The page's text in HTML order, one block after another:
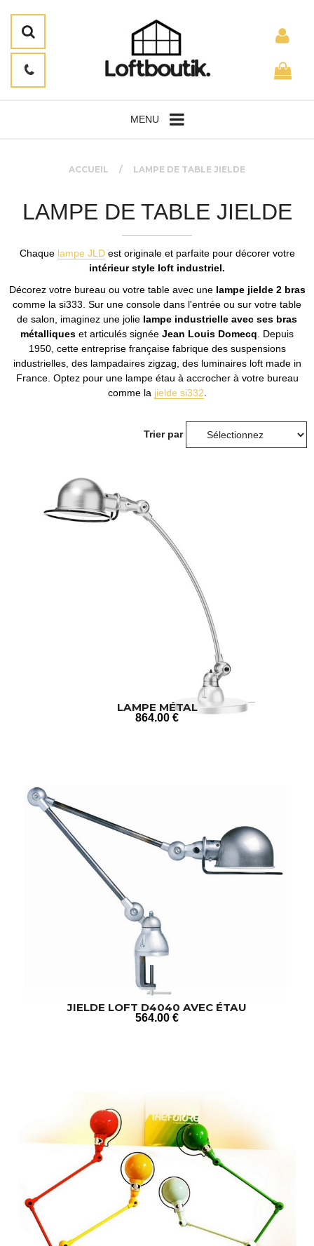
MENU
ACCUEIL LAMPE DE TABLE JIELDE
LAMPE DE TABLE JIELDE
Chaque lampe JLDest originale et parfaite pour décorer votre
intérieur style loft industriel.
Décorez votre bureau ou votre table avec une lampe jielde 2 bras
comme la si333. Sur une console dans l'entrée ou sur votre table
de salon, imaginez une jolie lampe industrielle avec ses bras
métalliques et articulés signée Jean Louis Domecq . Depuis
1950, cette entreprise française fabrique des suspensions
industrielles, des lampadaires zigzag, des luminaires loft made in
France. Optez pour une lampe étau à accrocher à votre bureau
comme la jielde si332
Trier par
LAMPE MÉTAL
864.00 €
JIELDE LOFT D4040 AVEC ÉTAU
564.00 €